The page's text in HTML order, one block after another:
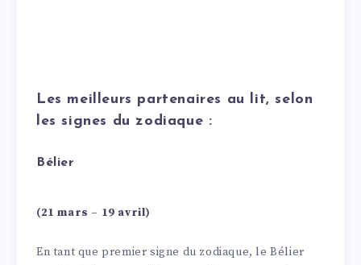
Les meilleurs partenaires au lit, selon
les signes du zodiaque :
Bélier
(21 mars – 19 avril)
En tant que premier signe du zodiaque, le Bélier